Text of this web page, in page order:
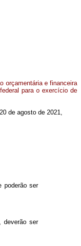
orçamentária e financeira
para o exercício de
de agosto de 2021,
poderão ser
deverão ser